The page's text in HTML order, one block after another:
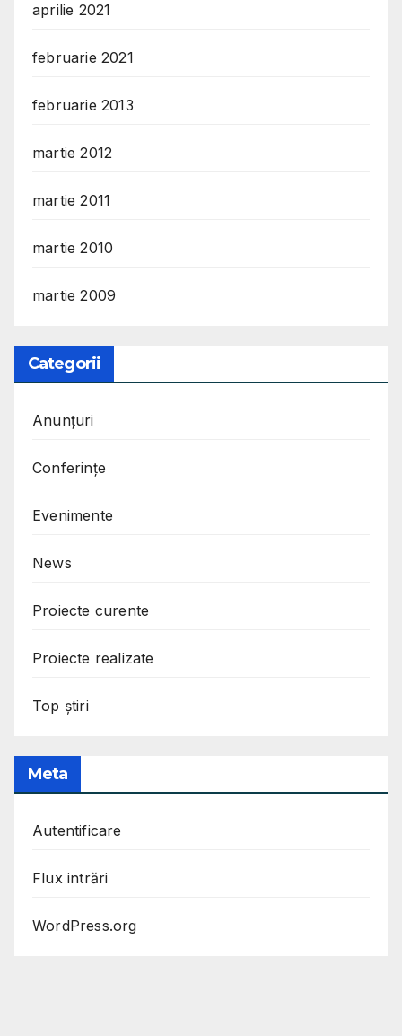
aprilie 2021
februarie 2021
februarie 2013
martie 2012
martie 2011
martie 2010
martie 2009
Categorii
Anunțuri
Conferințe
Evenimente
News
Proiecte curente
Proiecte realizate
Top știri
Meta
Autentificare
Flux intrări
WordPress.org